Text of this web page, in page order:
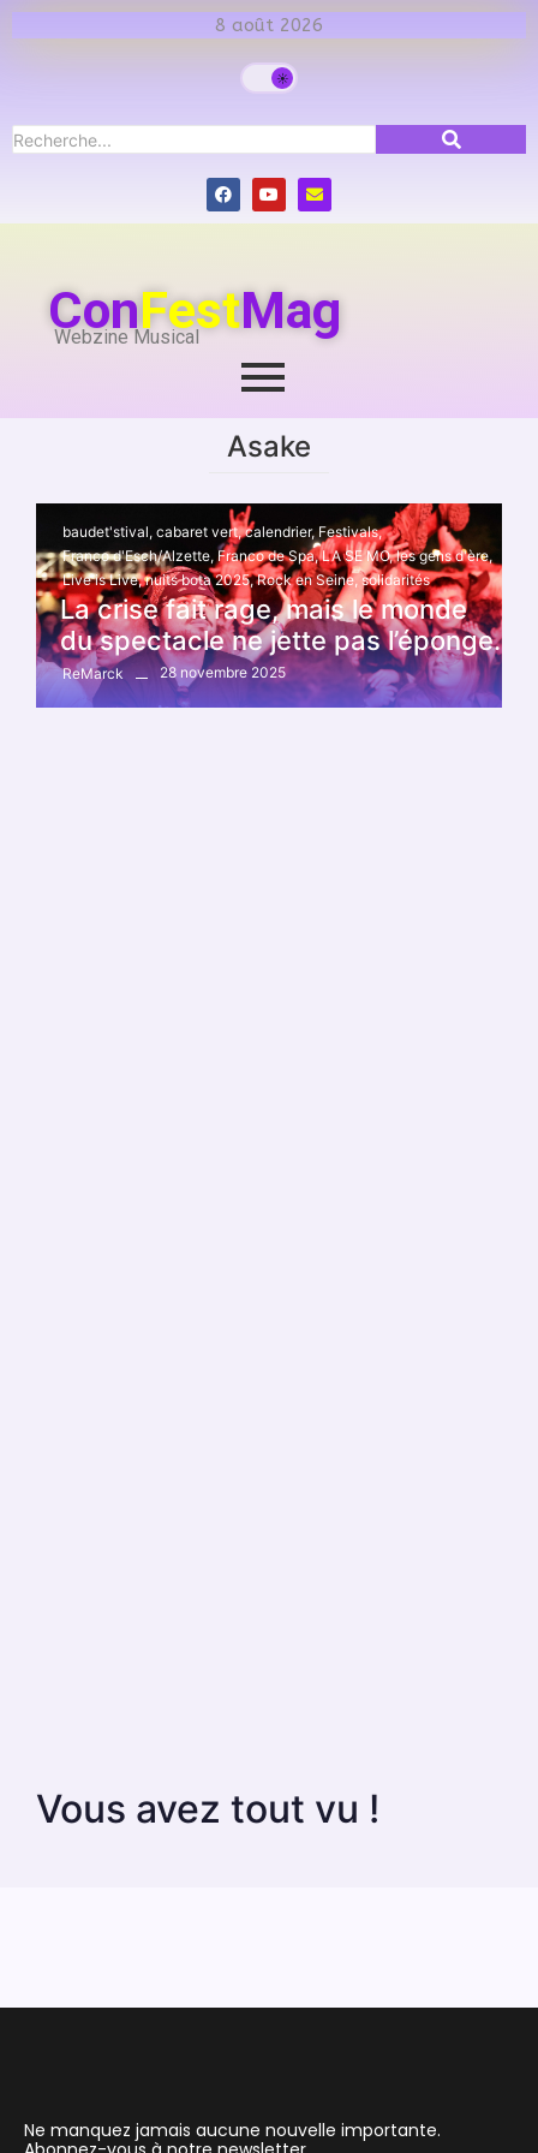
8 août 2026
ConFestMag
Webzine Musical
Asake
baudet'stival, cabaret vert, calendrier, Festivals,
Franco d'Esch/Alzette, Franco de Spa, LA SE MO, les gens d'ère,
Live is Live, nuits bota 2025, Rock en Seine, solidarités
La crise fait rage, mais le monde
du spectacle ne jette pas l’éponge.
ReMarck 28 novembre 2025
Vous avez tout vu !
Ne manquez jamais aucune nouvelle importante.